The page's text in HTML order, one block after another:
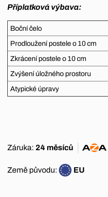
Příplatková výbava:
Boční čelo
Prodloužení postele o 10 cm
Zkrácení postele o 10 cm
Zvýšení úložného prostoru
Atypické úpravy
Záruka: 24 měsíců
Země původu: EU